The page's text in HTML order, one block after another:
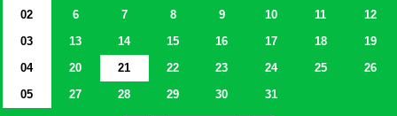
02
6 7 8 9 10 11
12
03
13 14 15 16 17 18
19
04
20 21 22 23 24 25
26
05
27 28 29 30 31